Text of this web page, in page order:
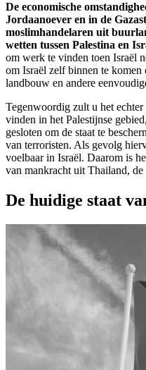
De economische
Jordaanoever en in de
moslimhandelaren uit
wetten tussen Palestina en
om werk te vinden toen Israël
om Israël zelf binnen te
landbouw en andere
Tegenwoordig zult u het
vinden in het Palestijnse
gesloten om de staat te
van terroristen. Als gevolg
voelbaar in Israël. Daarom is
van mankracht uit Thailand,
De huidige staat